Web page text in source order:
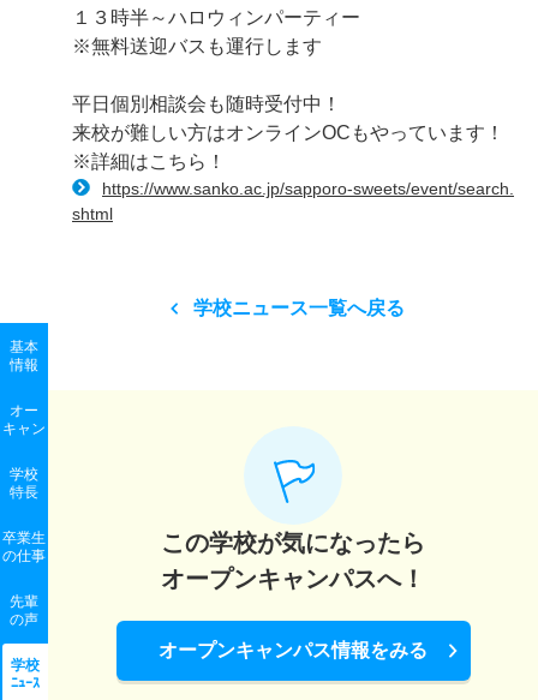
基本
情報
オー
キャン
学校
特長
卒業生
の仕事
先輩
の声
学校
ﾆｭｰｽ
１３時半～ハロウィンパーティー
※無料送迎バスも運行します
平日個別相談会も随時受付中！
来校が難しい方はオンラインOCもやっています！
※詳細はこちら！
https://www.sanko.ac.jp/sapporo-sweets/event/search.
shtml
学校ニュース一覧へ戻る
この学校が気になったら
オープンキャンパスへ！
オープンキャンパス情報をみる